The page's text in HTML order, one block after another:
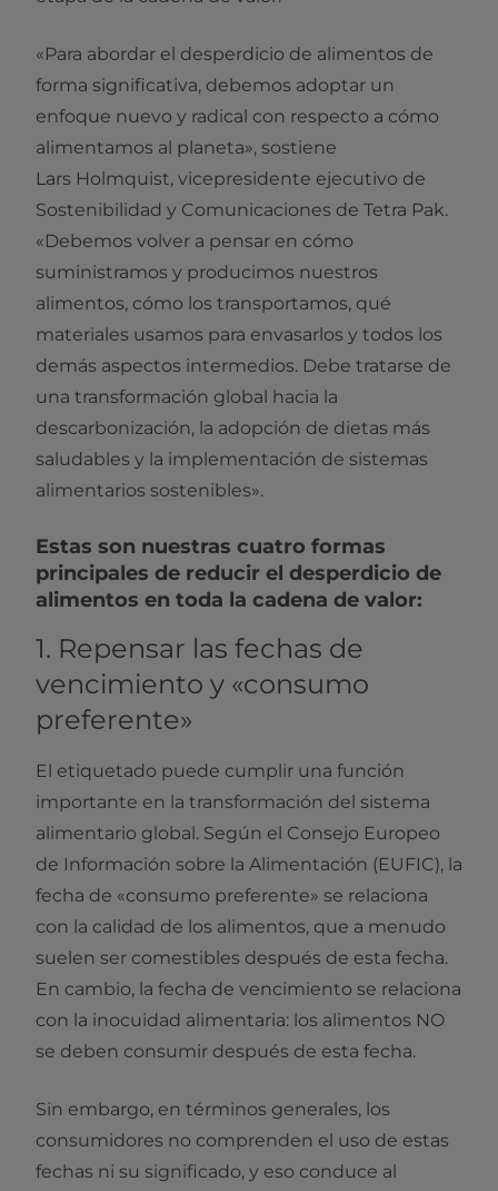
«Para abordar el desperdicio de alimentos de
forma significativa, debemos adoptar un
enfoque nuevo y radical con respecto a cómo
alimentamos al planeta», sostiene
Lars Holmquist, vicepresidente ejecutivo de
Sostenibilidad y Comunicaciones de Tetra Pak.
«Debemos volver a pensar en cómo
suministramos y producimos nuestros
alimentos, cómo los transportamos, qué
materiales usamos para envasarlos y todos los
demás aspectos intermedios. Debe tratarse de
una transformación global hacia la
descarbonización, la adopción de dietas más
saludables y la implementación de sistemas
alimentarios sostenibles».
Estas son nuestras cuatro formas
principales de reducir el desperdicio de
alimentos en toda la cadena de valor:
1. Repensar las fechas de
vencimiento y «consumo
preferente»
El etiquetado puede cumplir una función
importante en la transformación del sistema
alimentario global. Según el Consejo Europeo
de Información sobre la Alimentación (EUFIC), la
fecha de «consumo preferente» se relaciona
con la calidad de los alimentos, que a menudo
suelen ser comestibles después de esta fecha.
En cambio, la fecha de vencimiento se relaciona
con la inocuidad alimentaria: los alimentos NO
se deben consumir después de esta fecha.
Sin embargo, en términos generales, los
consumidores no comprenden el uso de estas
fechas ni su significado, y eso conduce al